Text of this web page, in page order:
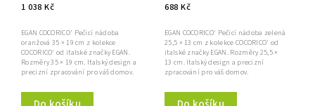
1 038 Kč
EGAN COCORICO' Pečicí nádoba
oranžová 35 × 19 cm z kolekce
COCORICO' od italské značky EGAN.
Rozměry 35 × 19 cm. Italský design a
precizní zpracování pro váš domov.
688 Kč
EGAN COCORICO' Pečicí nádoba zelená
25,5 × 13 cm z kolekce COCORICO' od
italské značky EGAN. Rozměry 25,5 ×
13 cm. Italský design a precizní
zpracování pro váš domov.